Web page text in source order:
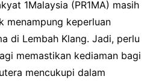
1Malaysia (PR1MA) masih
menampung keperluan
di Lembah Klang. Jadi, perlu
memastikan kediaman bagi
mencukupi dalam